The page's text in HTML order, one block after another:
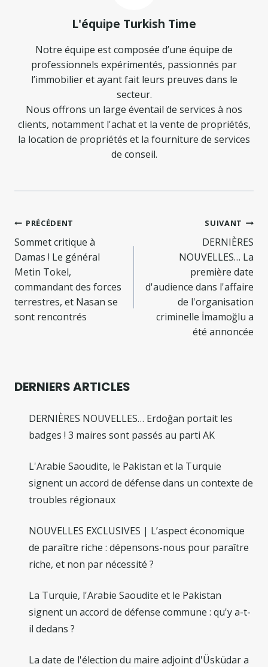
L'équipe Turkish Time
Notre équipe est composée d’une équipe de
professionnels expérimentés, passionnés par
l’immobilier et ayant fait leurs preuves dans le
secteur.
Nous offrons un large éventail de services à nos
clients, notamment l'achat et la vente de propriétés,
la location de propriétés et la fourniture de services
de conseil.
Navigation
de
l’article
PRÉCÉDENT
Sommet critique à
Damas ! Le général
Metin Tokel,
commandant des forces
terrestres, et Nasan se
sont rencontrés
SUIVANT
DERNIÈRES
NOUVELLES… La
première date
d'audience dans l'affaire
de l'organisation
criminelle İmamoğlu a
été annoncée
DERNIERS ARTICLES
DERNIÈRES NOUVELLES… Erdoğan portait les
badges ! 3 maires sont passés au parti AK
L'Arabie Saoudite, le Pakistan et la Turquie
signent un accord de défense dans un contexte de
troubles régionaux
NOUVELLES EXCLUSIVES | L’aspect économique
de paraître riche : dépensons-nous pour paraître
riche, et non par nécessité ?
La Turquie, l'Arabie Saoudite et le Pakistan
signent un accord de défense commune : qu'y a-t-
il dedans ?
La date de l'élection du maire adjoint d'Üsküdar a